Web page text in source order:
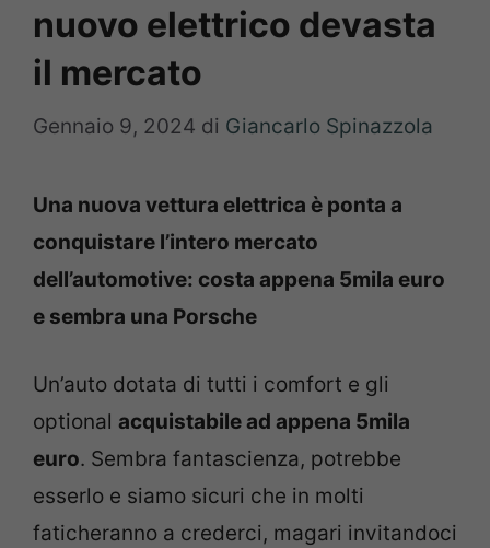
nuovo elettrico devasta
il mercato
Gennaio 9, 2024 di Giancarlo Spinazzola
Una nuova vettura elettrica è ponta a
conquistare l’intero mercato
dell’automotive: costa appena 5mila euro
e sembra una Porsche
Un’auto dotata di tutti i comfort e gli
optional acquistabile ad appena 5mila
euro. Sembra fantascienza, potrebbe
esserlo e siamo sicuri che in molti
faticheranno a crederci, magari invitandoci